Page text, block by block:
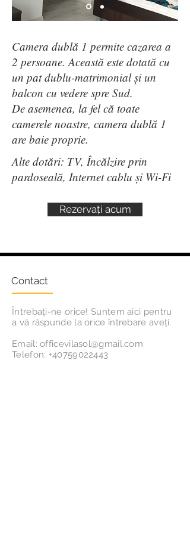
Camera dublă 1 permite cazarea a
2 persoane. Această este dotată cu
un pat dublu-matrimonial și un
balcon cu vedere spre Sud.
De asemenea, la fel că toate
camerele noastre, camera dublă 1
are baie proprie.
Alte dotări: TV, Încălzire prin
pardoseală, Internet cablu și Wi-Fi
Rezervați acum
Contact
Întrebați-ne orice! Suntem aici pentru
a vă răspunde la orice întrebare aveți.
Email:officevilasol@gmail.com
Telefon: +40759022443